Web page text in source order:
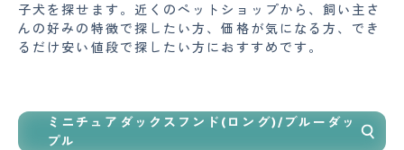
子犬を探せます。近くのペットショップから、飼い主さ
んの好みの特徴で探したい方、価格が気になる方、でき
るだけ安い値段で探したい方におすすめです。
ミニチュアダックスフンド(ロング)/ブルーダッ
プル